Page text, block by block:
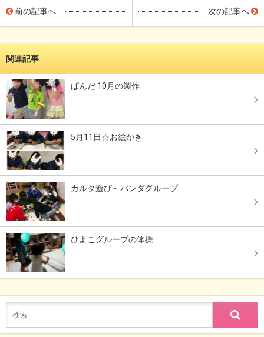
前の記事へ 次の記事へ
関連記事
ぱんだ 10月の製作
5月11日☆お絵かき
カルタ遊び～パンダグループ
ひよこグループの体操